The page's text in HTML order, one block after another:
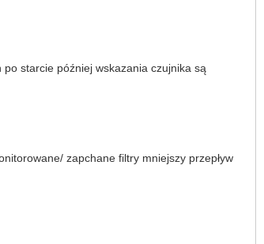
starcie później wskazania czujnika są
zapchane filtry mniejszy przepływ